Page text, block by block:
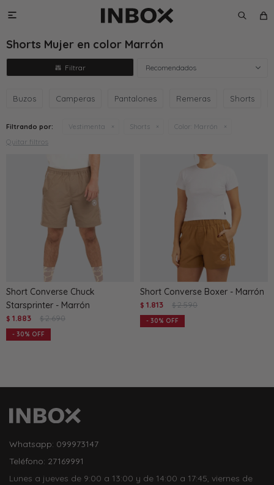

Shorts Mujer en color Marrón
Recomendados
Buzos Camperas Pantalones Remeras Shorts
Filtrando por: Vestimenta Shorts Color: Marrón
Quitar filtros
Short Converse Chuck
Starsprinter - Marrón
$ 1.883 $ 2.690
30
Short Converse Boxer - Marrón
$ 1.813 $ 2.590
30
Whatsapp: 099973147
Teléfono: 27169991
Lunes a jueves de 9:00 a 13:00 y de 14:00 a 17:45, viernes de